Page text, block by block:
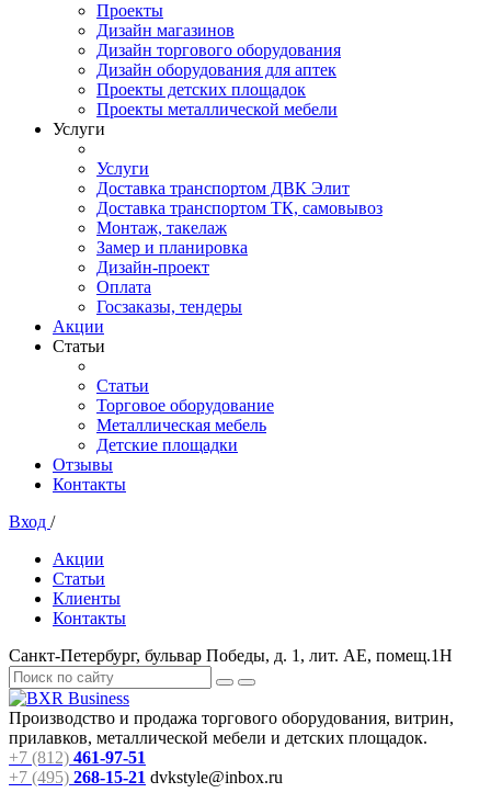
Проекты
Дизайн магазинов
Дизайн торгового оборудования
Дизайн оборудования для аптек
Проекты детских площадок
Проекты металлической мебели
Услуги
Услуги
Доставка транспортом ДВК Элит
Доставка транспортом ТК, самовывоз
Монтаж, такелаж
Замер и планировка
Дизайн-проект
Оплата
Госзаказы, тендеры
Акции
Статьи
Статьи
Торговое оборудование
Металлическая мебель
Детские площадки
Отзывы
Контакты
Вход /
Акции
Статьи
Клиенты
Контакты
Санкт-Петербург, бульвар Победы, д. 1, лит. АЕ, помещ.1Н
Производство и продажа торгового оборудования, витрин,
прилавков, металлической мебели и детских площадок.
+7 (812) 461-97-51
+7 (495) 268-15-21 dvkstyle@inbox.ru